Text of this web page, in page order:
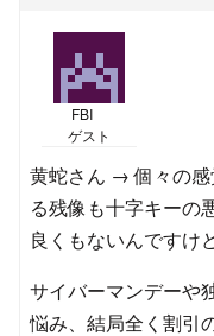
FBI
ゲスト
黄蛇さん → 個々の
る残像も十字キーの
良くもないんですけ
サイバーマンデーや
悩み、結局全く割引